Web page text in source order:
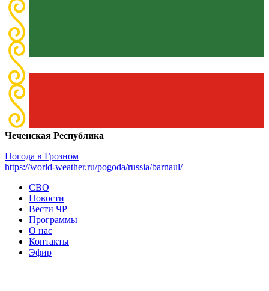
Чеченская Республика
Погода в Грозном
https://world-weather.ru/pogoda/russia/barnaul/
СВО
Новости
Вести ЧР
Программы
О нас
Контакты
Эфир